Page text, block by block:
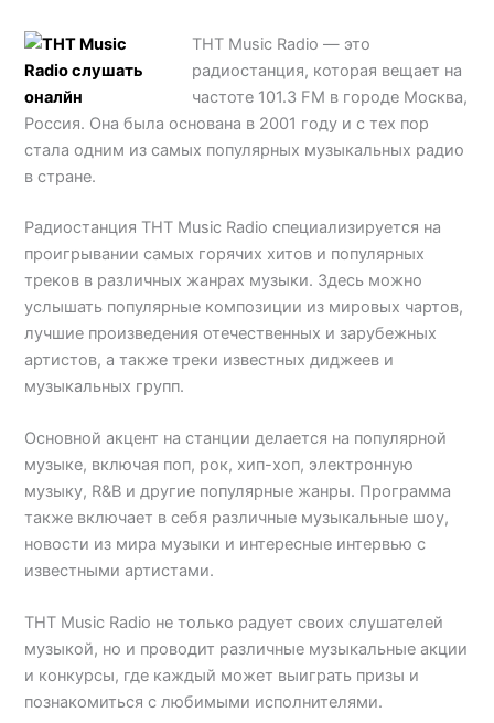
ТНТ Music Radio — это
радиостанция, которая вещает на
частоте 101.3 FM в городе Москва,
Россия. Она была основана в 2001 году и с тех пор
стала одним из самых популярных музыкальных радио
в стране.
Радиостанция ТНТ Music Radio специализируется на
проигрывании самых горячих хитов и популярных
треков в различных жанрах музыки. Здесь можно
услышать популярные композиции из мировых чартов,
лучшие произведения отечественных и зарубежных
артистов, а также треки известных диджеев и
музыкальных групп.
Основной акцент на станции делается на популярной
музыке, включая поп, рок, хип-хоп, электронную
музыку, R&B и другие популярные жанры. Программа
также включает в себя различные музыкальные шоу,
новости из мира музыки и интересные интервью с
известными артистами.
ТНТ Music Radio не только радует своих слушателей
музыкой, но и проводит различные музыкальные акции
и конкурсы, где каждый может выиграть призы и
познакомиться с любимыми исполнителями.